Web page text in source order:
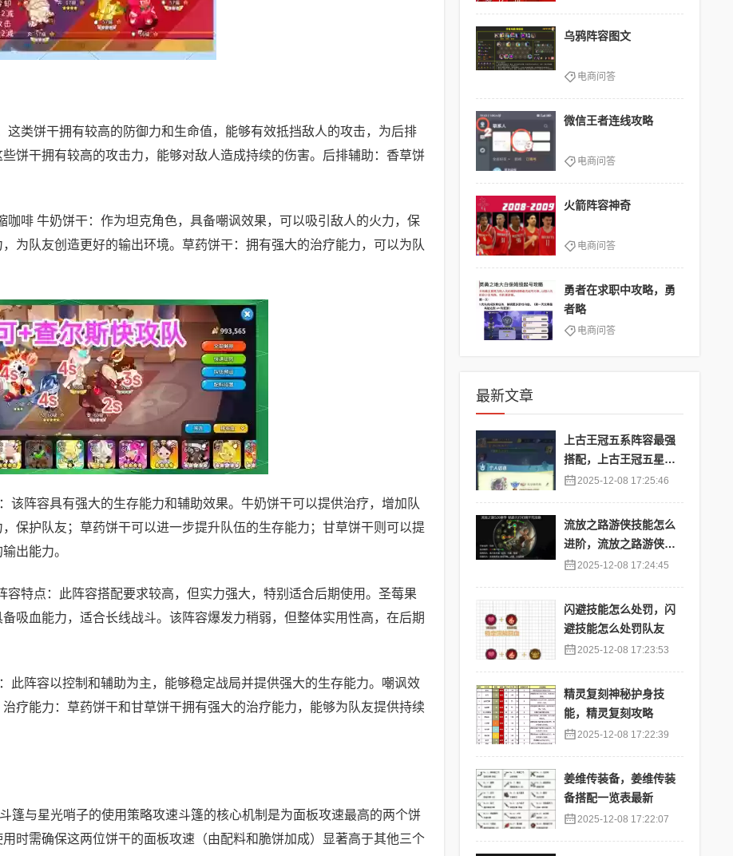
类饼干拥有较高的防御力和生命值，能够有效抵挡敌人的攻击，为后排
饼干拥有较高的攻击力，能够对敌人造成持续的伤害。后排辅助：香草饼
啡 牛奶饼干：作为坦克角色，具备嘲讽效果，可以吸引敌人的火力，保
为队友创造更好的输出环境。草药饼干：拥有强大的治疗能力，可以为队
该阵容具有强大的生存能力和辅助效果。牛奶饼干可以提供治疗，增加队
保护队友；草药饼干可以进一步提升队伍的生存能力；甘草饼干则可以提
出能力。
容特点：此阵容搭配要求较高，但实力强大，特别适合后期使用。圣莓果
吸血能力，适合长线战斗。该阵容爆发力稍弱，但整体实用性高，在后期
此阵容以控制和辅助为主，能够稳定战局并提供强大的生存能力。嘲讽效
疗能力：草药饼干和甘草饼干拥有强大的治疗能力，能够为队友提供持续
篷与星光哨子的使用策略攻速斗篷的核心机制是为面板攻速最高的两个饼
时需确保这两位饼干的面板攻速（由配料和脆饼加成）显著高于其他三个
乌鸦阵容图文
电商问答
微信王者连线攻略
电商问答
火箭阵容神奇
电商问答
勇者在求职中攻略，勇
者略
电商问答
最新文章
上古王冠五系阵容最强
搭配，上古王冠五星排
行 2025-12-08 17:25:46
流放之路游侠技能怎么
进阶，流放之路游侠技
能怎么进阶的
2025-12-08 17:24:45
闪避技能怎么处罚，闪
避技能怎么处罚队友
2025-12-08 17:23:53
精灵复刻神秘护身技
能，精灵复刻攻略
2025-12-08 17:22:39
姜维传装备，姜维传装
备搭配一览表最新
2025-12-08 17:22:07